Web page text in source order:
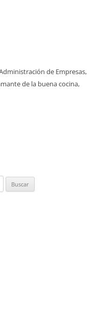
de Empresas,
de la buena cocina,